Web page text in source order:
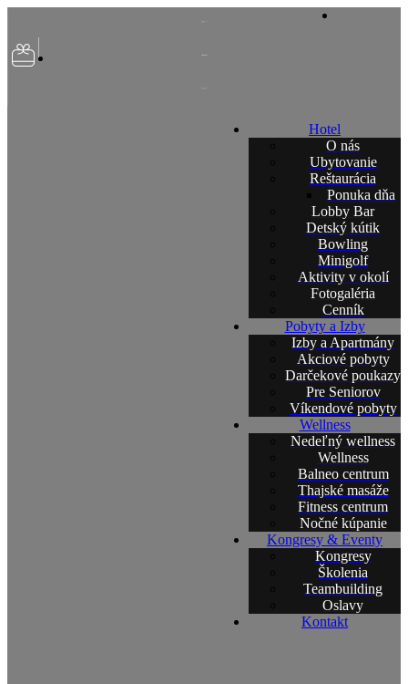
Hotel
O nás
Ubytovanie
Reštaurácia
Ponuka dňa
Lobby Bar
Detský kútik
Bowling
Minigolf
Aktivity v okolí
Fotogaléria
Cenník
Pobyty a Izby
Izby a Apartmány
Akciové pobyty
Darčekové poukazy
Pre Seniorov
Víkendové pobyty
Wellness
Nedeľný wellness
Wellness
Balneo centrum
Thajské masáže
Fitness centrum
Nočné kúpanie
Kongresy & Eventy
Kongresy
Školenia
Teambuilding
Oslavy
Kontakt